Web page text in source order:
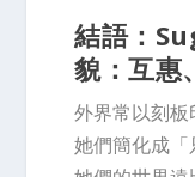
結語：
貌：互惠
外界常以刻
她們簡化成「